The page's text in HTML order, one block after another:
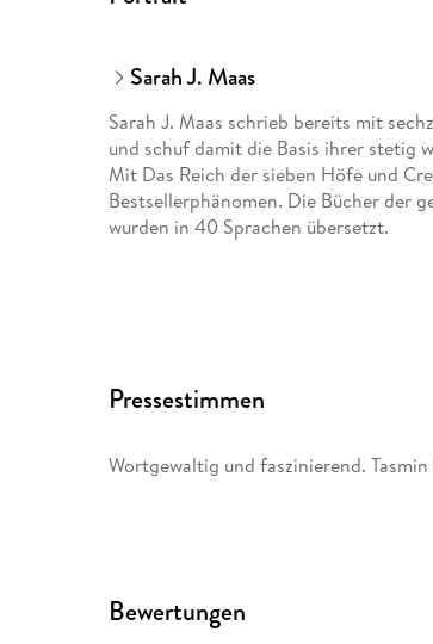
Sarah J. Maas
Sarah J. Maas schrieb bereits mit
und schuf damit die Basis ihrer stetig
Mit Das Reich der sieben Höfe und
Bestsellerphänomen. Die Bücher der
wurden in 40 Sprachen übersetzt.
Pressestimmen
Wortgewaltig und faszinierend. Tasmin
Bewertungen